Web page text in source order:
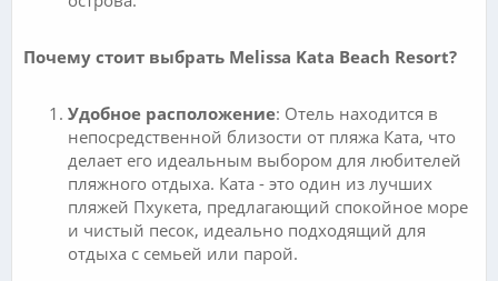
Почему стоит выбрать Melissa Kata Beach Resort?
Удобное расположение: Отель находится в
непосредственной близости от пляжа Ката, что
делает его идеальным выбором для любителей
пляжного отдыха. Ката - это один из лучших
пляжей Пхукета, предлагающий спокойное море
и чистый песок, идеально подходящий для
отдыха с семьей или парой.